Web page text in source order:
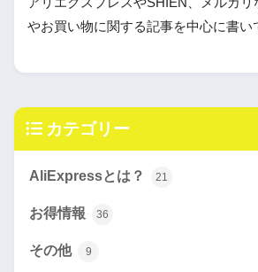
やお買い物に関する記事を中心に書い
カテゴリー
AliExpressとは？ 21
お得情報 36
その他 9